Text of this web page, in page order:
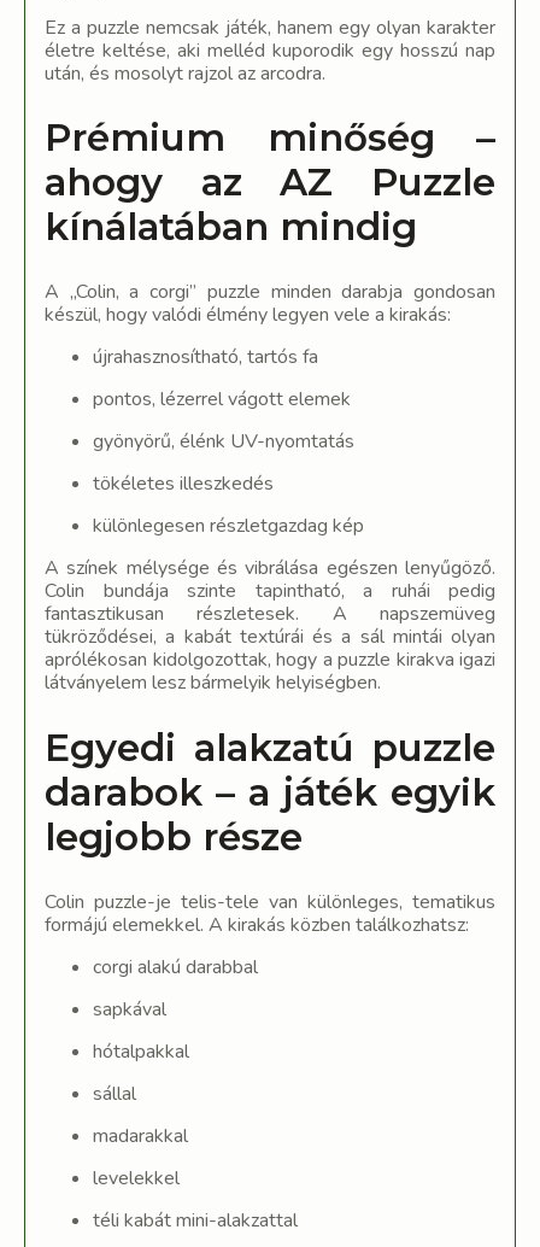
Ez a puzzle nemcsak játék, hanem egy olyan karakter
életre keltése, aki melléd kuporodik egy hosszú nap
után, és mosolyt rajzol az arcodra.
Prémium minőség –
ahogy az AZ Puzzle
kínálatában mindig
A „Colin, a corgi” puzzle minden darabja gondosan
készül, hogy valódi élmény legyen vele a kirakás:
újrahasznosítható, tartós fa
pontos, lézerrel vágott elemek
gyönyörű, élénk UV-nyomtatás
tökéletes illeszkedés
különlegesen részletgazdag kép
A színek mélysége és vibrálása egészen lenyűgöző.
Colin bundája szinte tapintható, a ruhái pedig
fantasztikusan részletesek. A napszemüveg
tükröződései, a kabát textúrái és a sál mintái olyan
aprólékosan kidolgozottak, hogy a puzzle kirakva igazi
látványelem lesz bármelyik helyiségben.
Egyedi alakzatú puzzle
darabok – a játék egyik
legjobb része
Colin puzzle-je telis-tele van különleges, tematikus
formájú elemekkel. A kirakás közben találkozhatsz:
corgi alakú darabbal
sapkával
hótalpakkal
sállal
madarakkal
levelekkel
téli kabát mini-alakzattal